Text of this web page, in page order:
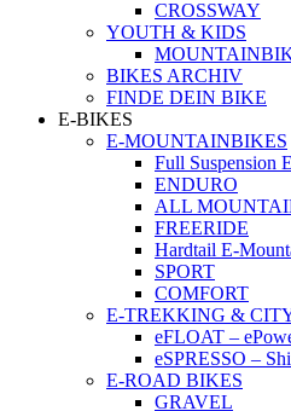
CROSSWAY
YOUTH & KIDS
BIKES ARCHIV
FINDE DEIN BIKE
E-BIKES
E-MOUNTAINBIKES
Full Suspension
ENDURO
ALL
FREERIDE
Hardtail E-
SPORT
COMFORT
E-TREKKING &
eFLOAT –
eSPRESSO –
E-ROAD BIKES
GRAVEL